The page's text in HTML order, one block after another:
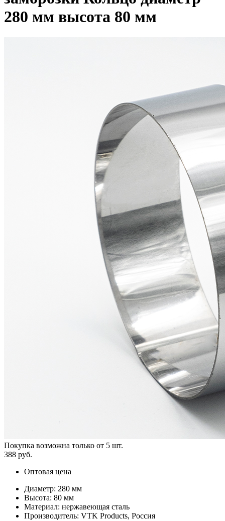
280 мм высота 80 мм
Покупка возможна только от 5 шт.
388 руб.
Оптовая цена
Диаметр: 280 мм
Высота: 80 мм
Материал: нержавеющая сталь
Производитель: VTK Products, Россия